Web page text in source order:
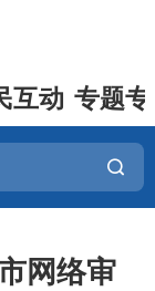
互动 专题
网络审